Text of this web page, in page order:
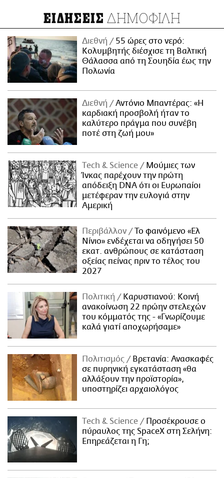
ΕΙΔΗΣΕΙΣ ΔΗΜΟΦΙΛΗ
Διεθνή
55 ώρες στο νερό:
Κολυμβητής διέσχισε τη Βαλτική
Θάλασσα από τη Σουηδία έως την
Πολωνία
Διεθνή
Αντόνιο Μπαντέρας: «Η
καρδιακή προσβολή ήταν το
καλύτερο πράγμα που συνέβη
ποτέ στη ζωή μου»
Τech & Science
Μούμιες των
Ίνκας παρέχουν την πρώτη
απόδειξη DNA ότι οι Ευρωπαίοι
μετέφεραν την ευλογιά στην
Αμερική
Περιβάλλον
Το φαινόμενο «Ελ
Νίνιο» ενδέχεται να οδηγήσει 50
εκατ. ανθρώπους σε κατάσταση
οξείας πείνας πριν το τέλος του
2027
Πολιτική
Καρυστιανού: Κοινή
ανακοίνωση 22 πρώην στελεχών
του κόμματός της - «Γνωρίζουμε
καλά γιατί αποχωρήσαμε»
Πολιτισμός
Βρετανία: Ανασκαφές
σε πυρηνική εγκατάσταση «θα
αλλάξουν την προϊστορία»,
υποστηρίζει αρχαιολόγος
Τech & Science
Προσέκρουσε ο
πύραυλος της SpaceX στη Σελήνη:
Επηρεάζεται η Γη;